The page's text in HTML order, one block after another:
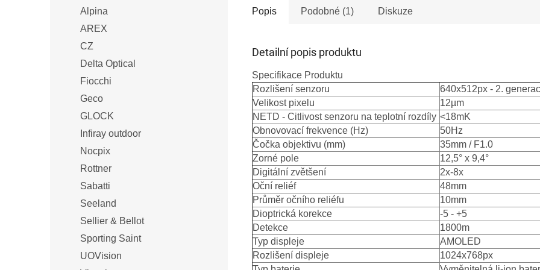
Alpina
AREX
CZ
Delta Optical
Fiocchi
Geco
GLOCK
Infiray outdoor
Nocpix
Rottner
Sabatti
Seeland
Sellier & Bellot
Sporting Saint
UOVision
Popis Podobné (1) Diskuze
Detailní popis produktu
Specifikace Produktu
Rozlišení senzoru
640x512px - 2.
Velikost pixelu
12µm
NETD - Citlivost senzoru na teplotní rozdíly <18mK
Obnovovací frekvence (Hz)
50Hz
Čočka objektivu (mm)
35mm / F1.0
Zorné pole
12,5° x 9,4°
Digitální zvětšení
2x-8x
Oční reliéf
48mm
Průměr očního reliéfu
10mm
Dioptrická korekce
-5 - +5
Detekce
1800m
Typ displeje
AMOLED
Rozlišení displeje
1024x768px